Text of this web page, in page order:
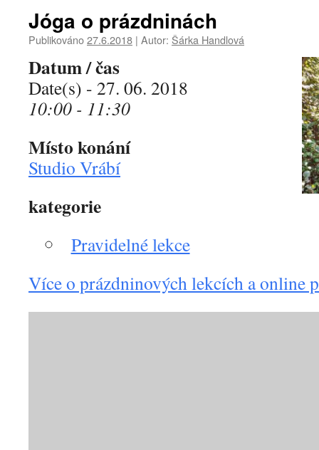
Jóga o prázdninách
Publikováno27.6.2018 | Autor: Šárka Handlová
Datum / čas
Date(s) - 27. 06. 2018
10:00 - 11:30
Místo konání
Studio Vrábí
kategorie
Pravidelné lekce
Více o prázdninových lekcích a online